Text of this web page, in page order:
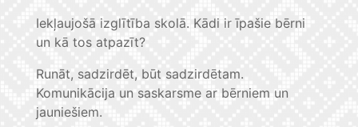
Iekļaujošā izglītība skolā. Kādi ir īpašie bērni
un kā tos atpazīt?
Runāt, sadzirdēt, būt sadzirdētam.
Komunikācija un saskarsme ar bērniem un
jauniešiem.